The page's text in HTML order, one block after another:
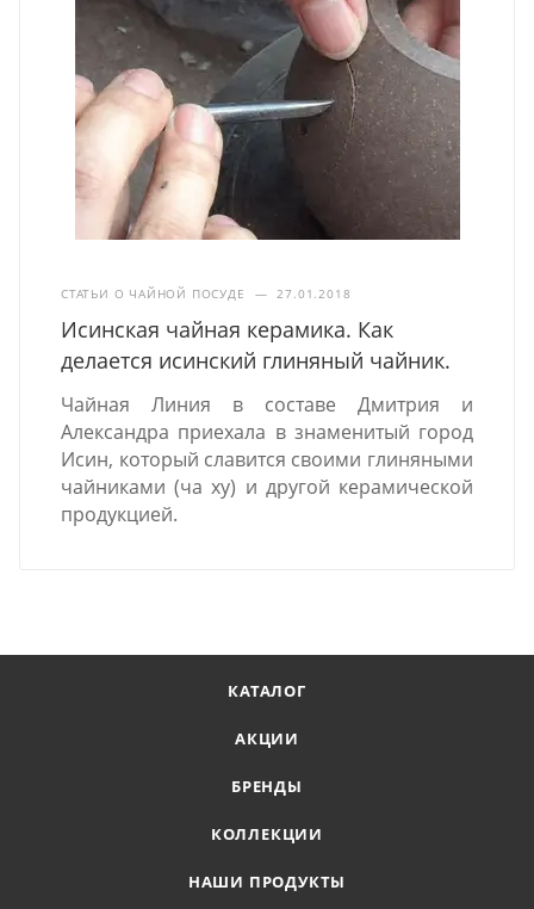
СТАТЬИ О ЧАЙНОЙ ПОСУДЕ — 27.01.2018
Исинская чайная керамика. Как
делается исинский глиняный чайник.
Чайная Линия в составе Дмитрия и
Александра приехала в знаменитый город
Исин, который славится своими глиняными
чайниками (ча ху) и другой керамической
продукцией.
КАТАЛОГ
АКЦИИ
БРЕНДЫ
КОЛЛЕКЦИИ
НАШИ ПРОДУКТЫ